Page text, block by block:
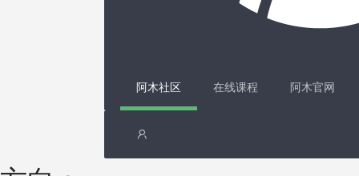
阿木社区 在线课程 阿木官网